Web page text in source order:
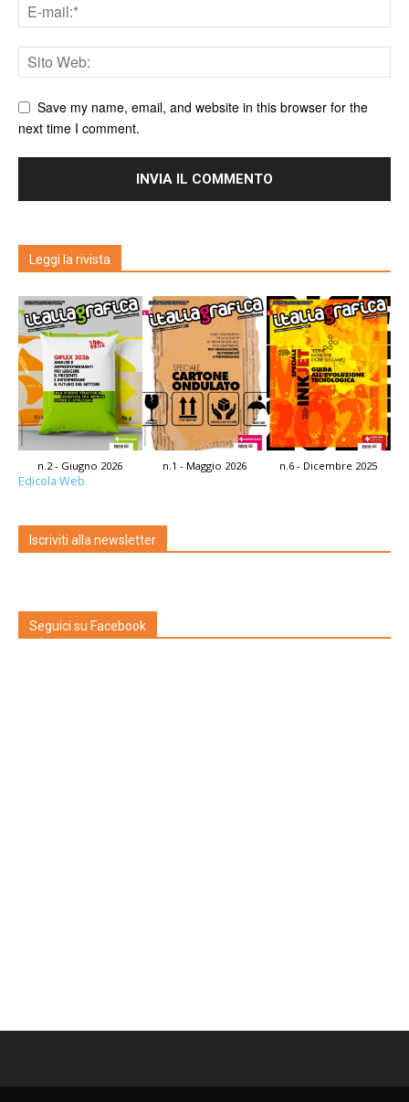
Save my name, email, and website in this browser for the
next time I comment.
Leggi la rivista
n.2 - Giugno 2026 n.1 - Maggio 2026 n.6 - Dicembre 2025
Edicola Web
Iscriviti alla newsletter
Seguici su Facebook